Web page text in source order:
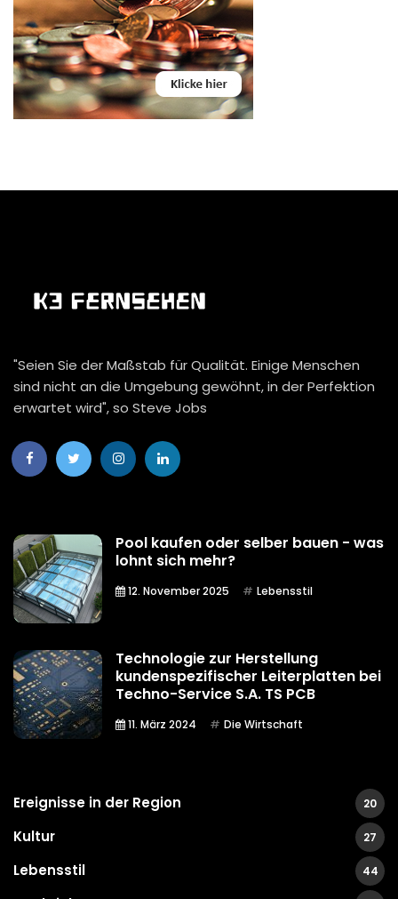
"Seien Sie der Maßstab für Qualität. Einige Menschen
sind nicht an die Umgebung gewöhnt, in der Perfektion
erwartet wird", so Steve Jobs
Pool kaufen oder selber bauen - was
lohnt sich mehr?
12. November 2025 Lebensstil
Technologie zur Herstellung
kundenspezifischer Leiterplatten bei
Techno-Service S.A. TS PCB
11. März 2024 Die Wirtschaft
Ereignisse in der Region 20
Kultur 27
Lebensstil 44